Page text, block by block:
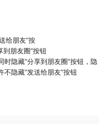
给朋友”按
朋友圈”按钮
时隐藏“分享到朋友圈”按钮，隐
不隐藏“发送给朋友”按钮